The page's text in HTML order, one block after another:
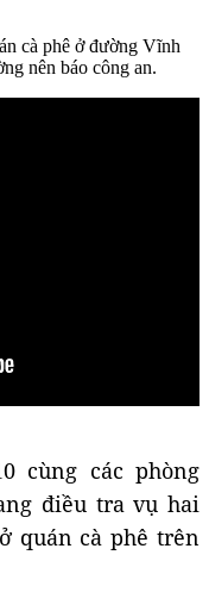
cà phê ở đường Vĩnh
nên báo công an.
cùng các phòng
điều tra vụ hai
quán cà phê trên